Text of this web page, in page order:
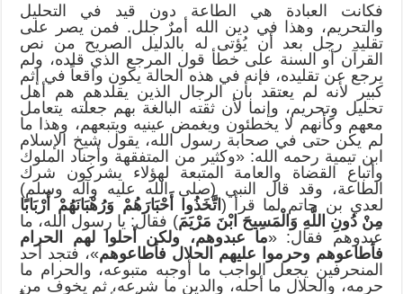
فكانت العبادة هي الطاعة دون قيد في التحليل
والتحريم، وهذا في دين الله أمرٌ جلل. فمن يصر على
تقليد رجل بعد أن يُؤتى له بالدليل الصريح من نص
القرآن أو السنة على خطأ قول المرجع الذي قلده، ولم
يرجع عن تقليده، فإنه في هذه الحالة يكون واقعاً في إثم
كبير لأنه لم يعتقد بأن الرجال الذين يقلدهم هم أهل
تحليل وتحريم، وإنما لأن ثقته البالغة بهم جعلته يتعامل
معهم وكأنهم لا يخطئون ويغمض عينيه ويتبعهم، وهذا ما
لم يكن حتى في صحابة رسول الله، يقول شيخ الإسلام
ابن تيمية رحمه الله: «وكثير من المتفقهة وأجناد الملوك
وأتباع القضاة والعامة المتبعة لهؤلاء يشركون شرك
الطاعة، وقد قال النبي (صلى الله عليه وآله وسلم)
لعدي بن حاتم لما قرأ ( اتَّخَذُوا أَحْبَارَهُمْ وَرُهْبَانَهُمْ أَرْبَابًا
مِنْ دُونِ اللَّهِ وَالْمَسِيحَ ابْنَ مَرْيَمَ) فقال: يا رسول الله، ما
عبدوهم فقال: «ما عبدوهم، ولكن أحلوا لهم الحرام
فأطاعوهم وحرموا عليهم الحلال فأطاعوهم»، فتجد أحد
المنحرفين يجعل الواجب ما أوجبه متبوعه، والحرام ما
حرمه، والحلال ما أحله، والدين ما شرعه، ثم يخوف من